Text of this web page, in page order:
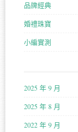
品牌經典
婚禮珠寶
小編實測
2025 年 9 月
2025 年 8 月
2022 年 9 月